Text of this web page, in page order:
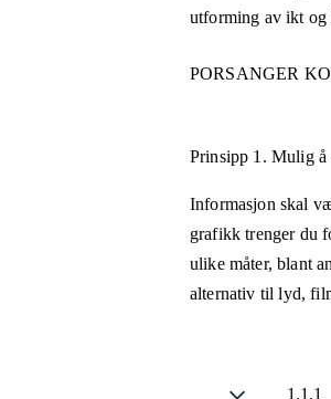
utforming av ikt og
PORSANGER
Prinsipp 1. Mulig å
Informasjon skal
grafikk trenger du
ulike måter, blant
alternativ til lyd,
1.1.1